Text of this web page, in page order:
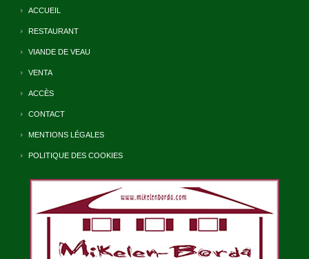
ACCUEIL
RESTAURANT
VIANDE DE VEAU
VENTA
ACCÈS
CONTACT
MENTIONS LÉGALES
POLITIQUE DES COOKIES